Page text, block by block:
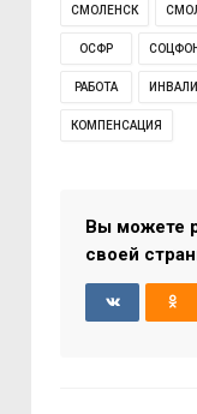
СМОЛЕНСК
ОСФР
РАБОТА
КОМПЕНСАЦИЯ
Вы можете
своей